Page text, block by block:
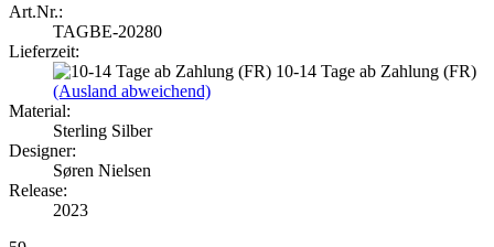
Art.Nr.:
TAGBE-20280
Lieferzeit:
10-14 Tage ab Zahlung (FR)
(Ausland abweichend)
Material:
Sterling Silber
Designer:
Søren Nielsen
Release:
2023